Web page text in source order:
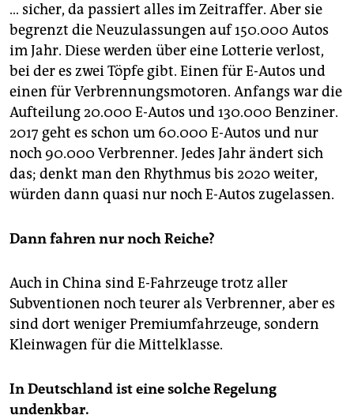
… sicher, da passiert alles im Zeitraffer. Aber sie
begrenzt die Neuzulassungen auf 150.000 Autos
im Jahr. Diese werden über eine Lotterie verlost,
bei der es zwei Töpfe gibt. Einen für E-Autos und
einen für Verbrennungsmotoren. Anfangs war die
Aufteilung 20.000 E-Autos und 130.000 Benziner.
2017 geht es schon um 60.000 E-Autos und nur
noch 90.000 Verbrenner. Jedes Jahr ändert sich
das; denkt man den Rhythmus bis 2020 weiter,
würden dann quasi nur noch E-Autos zugelassen.
Dann fahren nur noch Reiche?
Auch in China sind E-Fahrzeuge trotz aller
Subventionen noch teurer als Verbrenner, aber es
sind dort weniger Premiumfahrzeuge, sondern
Kleinwagen für die Mittelklasse.
In Deutschland ist eine solche Regelung
undenkbar.